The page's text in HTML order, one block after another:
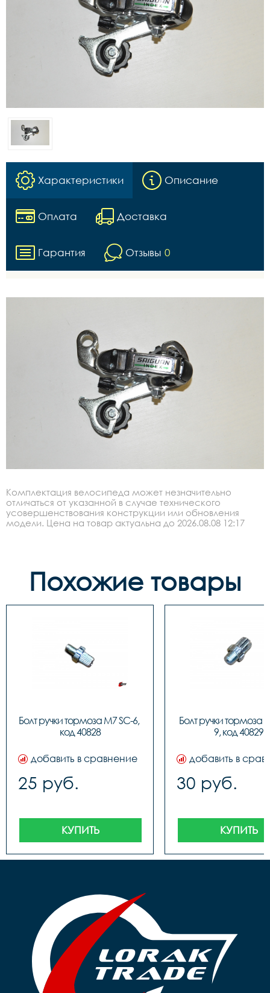
Характеристики Описание
Оплата Доставка
Гарантия Отзывы 0
Комплектация велосипеда может незначительно
отличаться от указанной в случае технического
усовершенствования конструкции или обновления
модели. Цена на товар актуальна до 2026.08.08 12:17
Похожие товары
Болт ручки тормоза M7 SC-6,
код 40828
добавить в сравнение
25 руб.
КУПИТЬ
Болт ручки тормоза
9, код 40829
добавить в
30 руб.
КУПИТЬ